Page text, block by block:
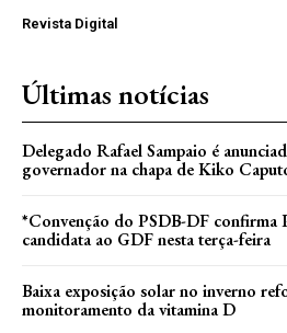
Revista Digital
Últimas notícias
Delegado Rafael Sampaio é
governador na chapa de Kiko
*Convenção do PSDB-DF confirma
candidata ao GDF nesta terça-feira
Baixa exposição solar no inverno
monitoramento da vitamina D